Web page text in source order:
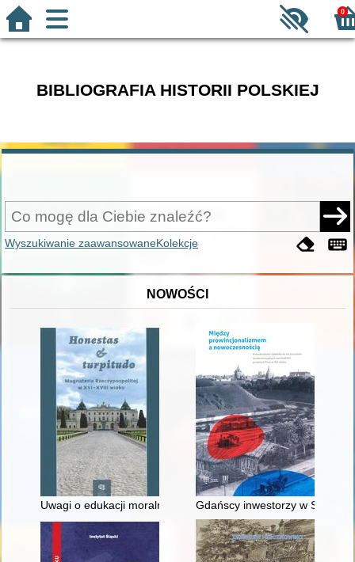
0
BIBLIOGRAFIA HISTORII POLSKIEJ
Wyszukiwanie zaawansowaneKolekcje
NOWOŚCI
Uwagi o edukacji moralnej synów szlacheckich w XVI-
Gdańscy inwestorzy w